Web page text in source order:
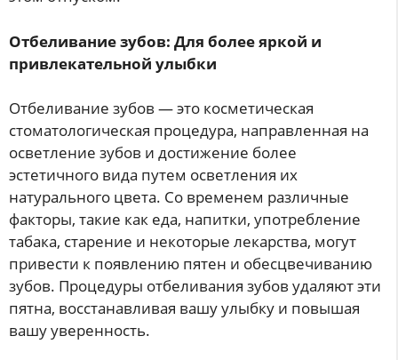
Отбеливание зубов: Для более яркой и
привлекательной улыбки
Отбеливание зубов — это косметическая
стоматологическая процедура, направленная на
осветление зубов и достижение более
эстетичного вида путем осветления их
натурального цвета. Со временем различные
факторы, такие как еда, напитки, употребление
табака, старение и некоторые лекарства, могут
привести к появлению пятен и обесцвечиванию
зубов. Процедуры отбеливания зубов удаляют эти
пятна, восстанавливая вашу улыбку и повышая
вашу уверенность.